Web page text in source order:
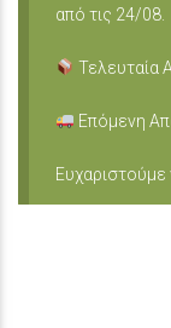
από τις 24/08.
Τελευταία
Επόμενη
Ευχαριστούμε